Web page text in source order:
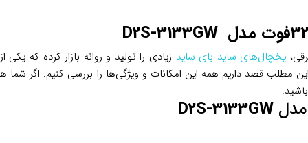
یخچال‌های ساید بای ساید
مطلب قصد داریم همه این امکانات و ویژگی‌ها را بررسی کنیم. اگر
D2S-3133GW